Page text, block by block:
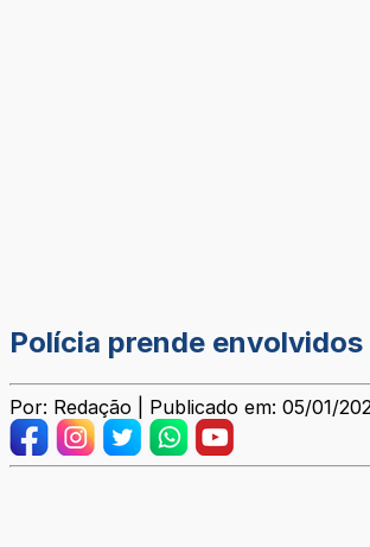
Polícia prende
Por: Redação | Publicado em: 05/01/